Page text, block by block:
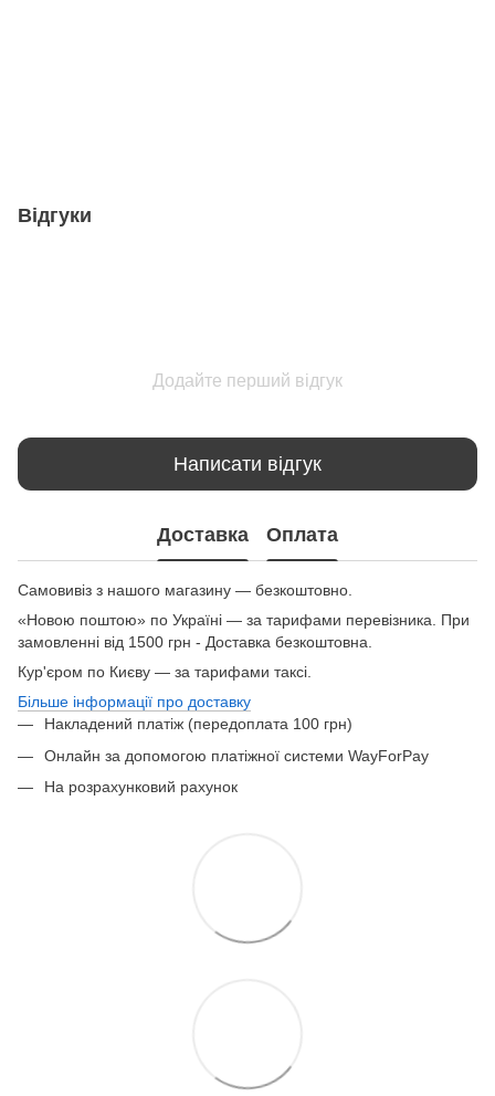
Відгуки
Додайте перший відгук
Написати відгук
Доставка Оплата
Самовивіз з нашого магазину — безкоштовно.
«Новою поштою» по Україні — за тарифами перевізника. При
замовленні від 1500 грн - Доставка безкоштовна.
Кур'єром по Києву — за тарифами таксі.
Більше інформації про доставку
Накладений платіж (передоплата 100 грн)
Онлайн за допомогою платіжної системи WayForPay
На розрахунковий рахунок